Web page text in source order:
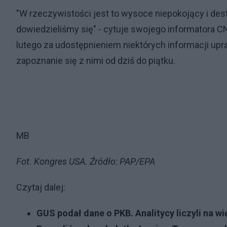
"W rzeczywistości jest to wysoce niepokojący i
dowiedzieliśmy się" - cytuje swojego informatora
lutego za udostępnieniem niektórych informacji
zapoznanie się z nimi od dziś do piątku.
MB
Fot. Kongres USA. Źródło: PAP/EPA
Czytaj dalej:
GUS podał dane o PKB. Analitycy liczyli na